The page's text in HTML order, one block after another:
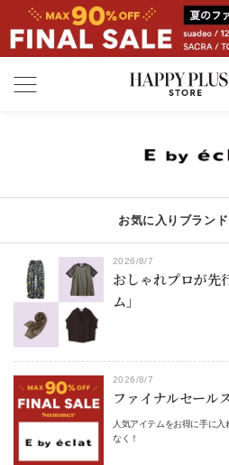
お気に入り
お気に入りブラン
2026/8/7
おしゃれプロが先
ム」
2026/8/7
ファイナルセール
人気アイテムをお得に手に
なく！